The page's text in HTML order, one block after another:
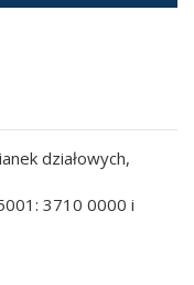
działowych,
3710 0000 i